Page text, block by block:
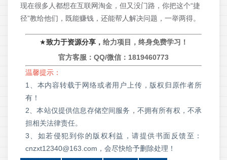
现在很多人都想在互联网淘金，但又没门路，你把这个“捷
径”教给他们，既能赚钱，还能帮人解决问题，一举两得。
★致力于资源分享， 给力项目，终身免费学习！
官方客服：QQ/微信： 1819460773
温馨提示：
1、本内容转载于网络或者用户上传，版权归原作者所
有！
2、本站仅提供信息存储空间服务，不拥有所有权，不承
担相关法律责任。
3、如若侵犯到你的版权利益，请提供书面反馈至：
cnzxt12340@163.com，会尽快给予删除处理！